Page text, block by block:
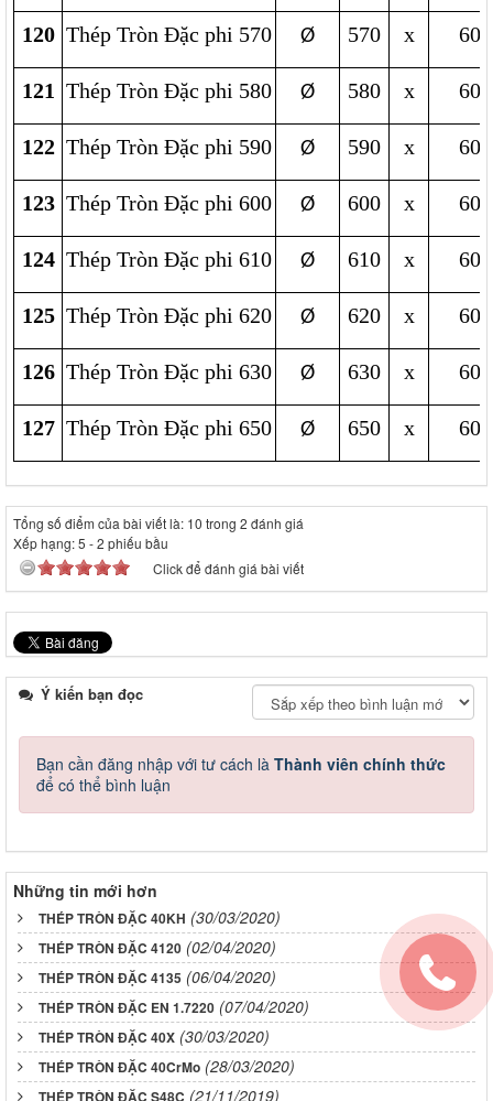
120 Thép Tròn Đặc phi 570 Ø 570 x
121 Thép Tròn Đặc phi 580 Ø 580 x
122 Thép Tròn Đặc phi 590 Ø 590 x
123 Thép Tròn Đặc phi 600 Ø 600 x
124 Thép Tròn Đặc phi 610 Ø 610 x
125 Thép Tròn Đặc phi 620 Ø 620 x
126 Thép Tròn Đặc phi 630 Ø 630 x
127 Thép Tròn Đặc phi 650 Ø 650 x
Tổng số điểm của bài viết là: 10 trong 2 đánh giá
Xếp hạng:5 -2 phiếu bầu
Click để đánh giá bài viết
Ý kiến bạn đọc
Bạn cần đăng nhập với tư cách là Thành viên chính thức
để có thể bình luận
Những tin mới hơn
THÉP TRÒN ĐẶC 40KH (30/03/2020)
THÉP TRÒN ĐẶC 4120 (02/04/2020)
THÉP TRÒN ĐẶC 4135 (06/04/2020)
THÉP TRÒN ĐẶC EN 1.7220 (07/04/2020)
THÉP TRÒN ĐẶC 40X (30/03/2020)
THÉP TRÒN ĐẶC 40CrMo (28/03/2020)
THÉP TRÒN ĐẶC S48C (21/11/2019)